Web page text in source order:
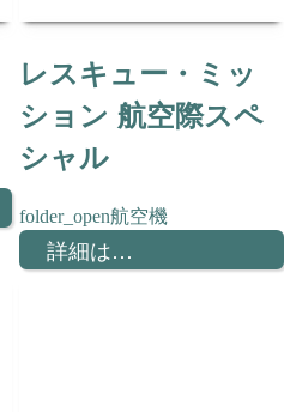
レスキュー・ミッ
ション 航空際スペ
シャル
航空機
詳細は…